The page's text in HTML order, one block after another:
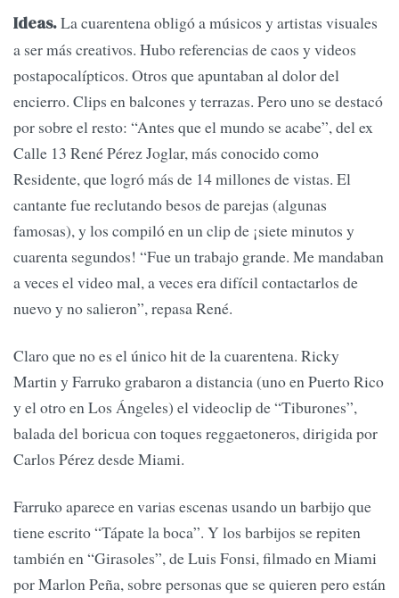
Ideas.La cuarentena obligó a músicos y artistas visuales
a ser más creativos. Hubo referencias de caos y videos
postapocalípticos. Otros que apuntaban al dolor del
encierro. Clips en balcones y terrazas. Pero uno se destacó
por sobre el resto: “Antes que el mundo se acabe”, del ex
Calle 13 René Pérez Joglar, más conocido como
Residente, que logró más de 14 millones de vistas. El
cantante fue reclutando besos de parejas (algunas
famosas), y los compiló en un clip de ¡siete minutos y
cuarenta segundos! “Fue un trabajo grande. Me mandaban
a veces el video mal, a veces era difícil contactarlos de
nuevo y no salieron”, repasa René.
Claro que no es el único hit de la cuarentena. Ricky
Martin y Farruko grabaron a distancia (uno en Puerto Rico
y el otro en Los Ángeles) el videoclip de “Tiburones”,
balada del boricua con toques reggaetoneros, dirigida por
Carlos Pérez desde Miami.
Farruko aparece en varias escenas usando un barbijo que
tiene escrito “Tápate la boca”. Y los barbijos se repiten
también en “Girasoles”, de Luis Fonsi, filmado en Miami
por Marlon Peña, sobre personas que se quieren pero están